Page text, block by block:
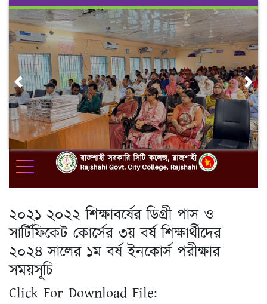
Skip
content
Previous
২০২১-২০২২ শিক্ষাবর্ষের ডিগ্রী পাস ও
সার্টিফিকেট কোর্সের ৩য় বর্ষ শিক্ষার্থীদের
২০২৪ সালের ১ম বর্ষ ইনকোর্স পরীক্ষার
সময়সূচি
Click For Download File: